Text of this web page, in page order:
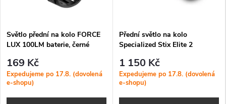
Světlo přední na kolo FORCE
LUX 100LM baterie, černé
169 Kč
Expedujeme po 17.8. (dovolená
e-shopu)
Přední světlo na kolo
Specialized Stix Elite 2
1 150 Kč
Expedujeme po 17.8. (dovolená
e-shopu)